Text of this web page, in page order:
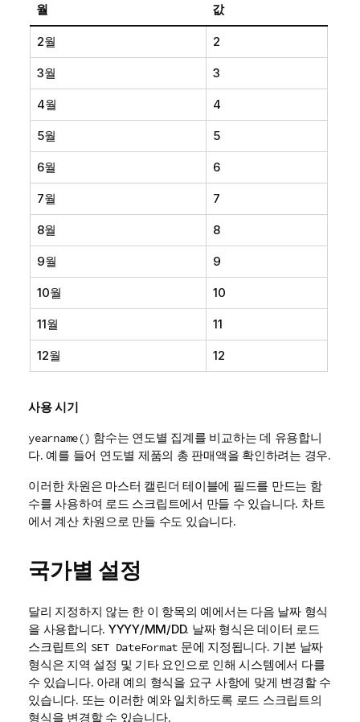
월 값
2월 2
3월 3
4월 4
5월 5
6월 6
7월 7
8월 8
9월 9
10월 10
11월 11
12월 12
사용 시기
yearname() 함수는 연도별 집계를 비교하는 데 유용합니
다. 예를 들어 연도별 제품의 총 판매액을 확인하려는 경우.
이러한 차원은 마스터 캘린더 테이블에 필드를 만드는 함
수를 사용하여 로드 스크립트에서 만들 수 있습니다. 차트
에서 계산 차원으로 만들 수도 있습니다.
국가별 설정
달리 지정하지 않는 한 이 항목의 예에서는 다음 날짜 형식
을 사용합니다. YYYY/MM/DD. 날짜 형식은 데이터 로드
스크립트의 SET DateFormat 문에 지정됩니다. 기본 날짜
형식은 지역 설정 및 기타 요인으로 인해 시스템에서 다를
수 있습니다. 아래 예의 형식을 요구 사항에 맞게 변경할 수
있습니다. 또는 이러한 예와 일치하도록 로드 스크립트의
형식을 변경할 수 있습니다.